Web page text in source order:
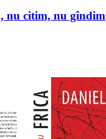
nu citim, nu gîndim